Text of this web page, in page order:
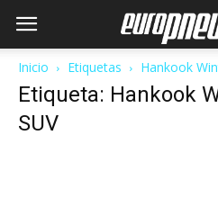
Inicio Etiquetas Hankook
Etiqueta: Hankook
SUV